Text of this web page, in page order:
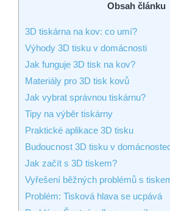
Obsah článku
3D tiskárna na kov: co umí?
Výhody 3D tisku v domácnosti
Jak funguje 3D tisk na kov?
Materiály pro 3D tisk kovů
Jak vybrat správnou tiskárnu?
Tipy na výběr tiskárny
Praktické aplikace 3D tisku
Budoucnost 3D tisku v
Jak začít s 3D tiskem?
Vyřešení běžných problémů s
Problém: Tisková hlava se ucpává